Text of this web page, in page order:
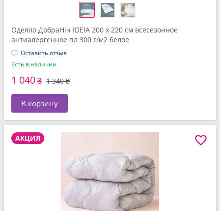
Одеяло ДобраНіч IDEIA 200 x 220 см всесезонное
антиалергенное пл 300 г/м2 белое
Оставить отзыв
Есть в наличии
1 040₴ 1 340 ₴
В корзину
АКЦИЯ